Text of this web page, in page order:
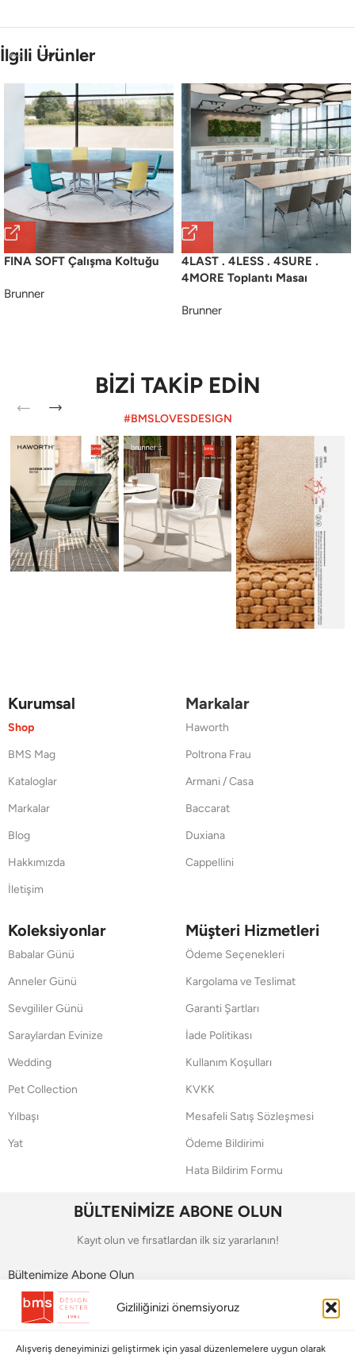
Gizliliğinizi önemsiyoruz
Alışveriş deneyiminizi geliştirmek için yasal düzenlemelere uygun olarak
İlgili Ürünler
FINA SOFT Çalışma Koltuğu
Brunner
4LAST . 4LESS . 4SURE .
4MORE Toplantı Masaı
Brunner
BİZİ TAKİP EDİN
#BMSLOVESDESIGN
Kurumsal
Shop
BMS Mag
Kataloglar
Markalar
Blog
Hakkımızda
İletişim
Markalar
Haworth
Poltrona Frau
Armani / Casa
Baccarat
Duxiana
Cappellini
Koleksiyonlar
Babalar Günü
Anneler Günü
Sevgililer Günü
Saraylardan Evinize
Wedding
Pet Collection
Yılbaşı
Yat
Müşteri Hizmetleri
Ödeme Seçenekleri
Kargolama ve Teslimat
Garanti Şartları
İade Politikası
Kullanım Koşulları
KVKK
Mesafeli Satış Sözleşmesi
Ödeme Bildirimi
Hata Bildirim Formu
BÜLTENİMİZE ABONE OLUN
Kayıt olun ve fırsatlardan ilk siz yararlanın!
Bültenimize Abone Olun
Bizi Takip Edin